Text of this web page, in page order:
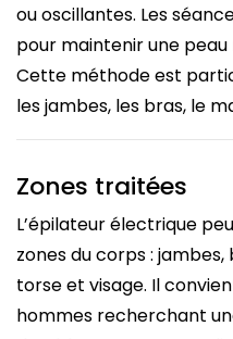
ou oscillantes. Les
pour maintenir une
Cette méthode est
les jambes, les bras, le
Zones traitées
L’épilateur électrique
zones du corps : jambes,
torse et visage. Il
hommes recherchant